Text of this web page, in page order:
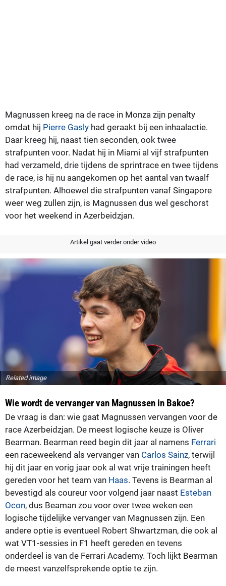
Magnussen kreeg na de race in Monza zijn penalty
omdat hij Pierre Gasly had geraakt bij een inhaalactie.
Daar kreeg hij, naast tien seconden, ook twee
strafpunten voor. Nadat hij in Miami al vijf strafpunten
had verzameld, drie tijdens de sprintrace en twee tijdens
de race, is hij nu aangekomen op het aantal van twaalf
strafpunten. Alhoewel die strafpunten vanaf Singapore
weer weg zullen zijn, is Magnussen dus wel geschorst
voor het weekend in Azerbeidzjan.
Artikel gaat verder onder video
Related image
Wie wordt de vervanger van Magnussen in Bakoe?
De vraag is dan: wie gaat Magnussen vervangen voor de
race Azerbeidzjan. De meest logische keuze is Oliver
Bearman. Bearman reed begin dit jaar al namens Ferrari
een raceweekend als vervanger van Carlos Sainz, terwijl
hij dit jaar en vorig jaar ook al wat vrije trainingen heeft
gereden voor het team van Haas. Tevens is Bearman al
bevestigd als coureur voor volgend jaar naast Esteban
Ocon, dus Beaman zou voor over twee weken een
logische tijdelijke vervanger van Magnussen zijn. Een
andere optie is eventueel Robert Shwartzman, die ook al
wat VT1-sessies in F1 heeft gereden en tevens
onderdeel is van de Ferrari Academy. Toch lijkt Bearman
de meest vanzelfsprekende optie te zijn.